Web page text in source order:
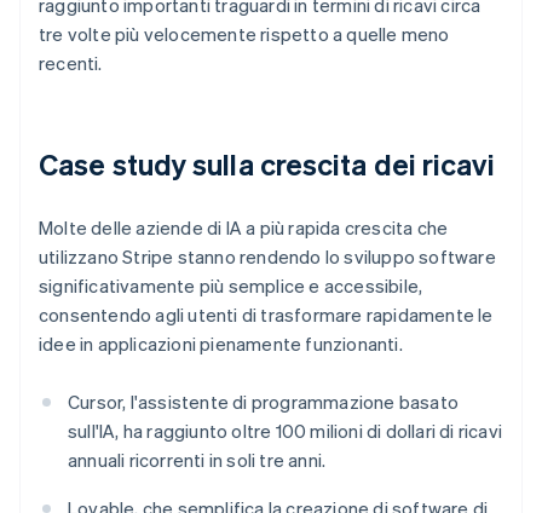
tre volte più velocemente rispetto a quelle meno
recenti.
Case study sulla crescita dei ricavi
Molte delle aziende di IA a più rapida crescita che
utilizzano Stripe stanno rendendo lo sviluppo software
significativamente più semplice e accessibile,
consentendo agli utenti di trasformare rapidamente le
idee in applicazioni pienamente funzionanti.
Cursor, l'assistente di programmazione basato
sull'IA, ha raggiunto oltre 100 milioni di dollari di ricavi
annuali ricorrenti in soli tre anni.
Lovable, che semplifica la creazione di software di
Australia
English
Austria
Brasile
PortuguêsEnglish
English
Canada
English
Cina continentale
简体中文English
Cipro
Croazia
English Italiano
Danimarca
English